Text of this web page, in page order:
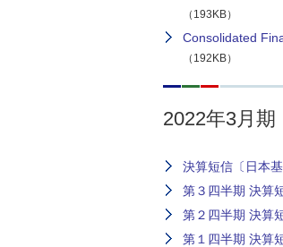
（193KB）
Consolidated
（192KB）
2022年3月期
決算短信〔日本基
第３四半期 決算
第２四半期 決算
第１四半期 決算